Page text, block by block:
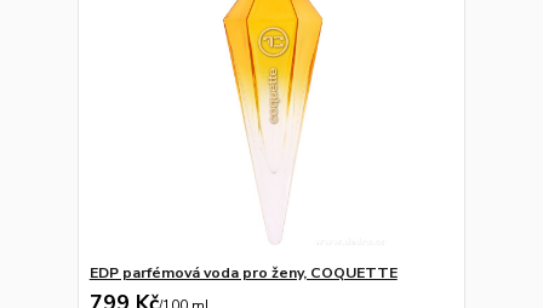
EDP parfémová voda pro ženy, COQUETTE